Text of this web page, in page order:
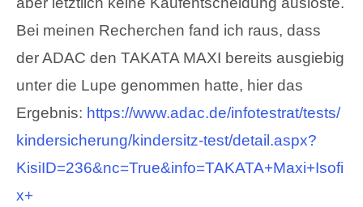
Bei meinen Recherchen fand ich raus, dass
der ADAC den TAKATA MAXI bereits ausgiebig
unter die Lupe genommen hatte, hier das
Ergebnis: https://www.adac.de/infotestrat/tests/
kindersicherung/kindersitz-test/detail.aspx?
KisiID=236&nc=True&info=TAKATA+Maxi+Isofi
x+